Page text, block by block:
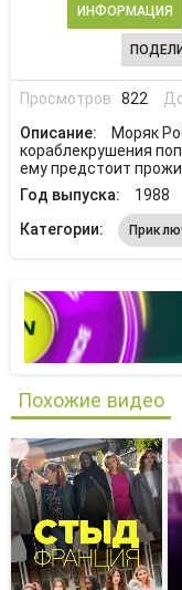
ИНФОРМАЦИЯ
Просмотров: 822
Описание:
Моряк
кораблекрушения
ему предстоит
Год выпуска:
1988
Категории:
Похожие видео